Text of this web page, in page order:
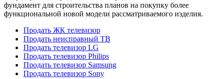
фундамент для строительства планов на покупку более
функциональной новой модели рассматриваемого изделия.
Продать ЖК телевизор
Продать неисправный ТВ
Продать телевизор LG
Продать телевизор Philips
Продать телевизор Samsung
Продать телевизор Sony